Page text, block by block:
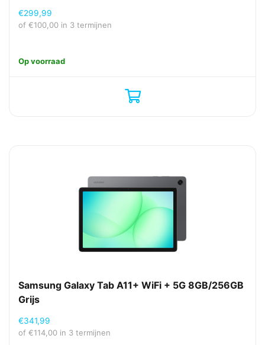
€299,99
of €100,00 in 3 termijnen
Op voorraad
Samsung Galaxy Tab A11+ WiFi + 5G 8GB/256GB
Grijs
€341,99
of €114,00 in 3 termijnen